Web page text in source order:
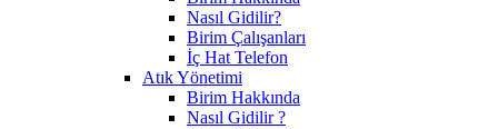
Nasıl Gidilir?
Birim Çalışanları
İç Hat Telefon
Atık Yönetimi
Birim Hakkında
Nasıl Gidilir ?